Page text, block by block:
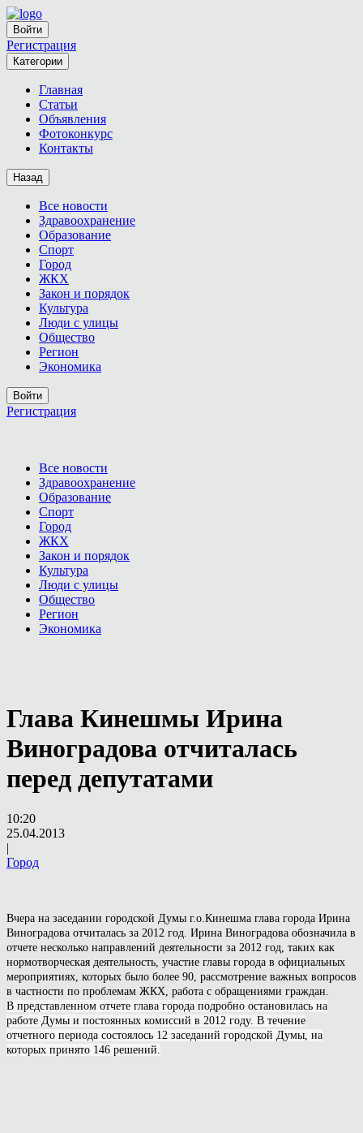
Войти
Регистрация
Категории
Главная
Статьи
Объявления
Фотоконкурс
Контакты
Назад
Все новости
Здравоохранение
Образование
Спорт
Город
ЖКХ
Закон и порядок
Культура
Люди с улицы
Общество
Регион
Экономика
Войти
Регистрация
Все новости
Здравоохранение
Образование
Спорт
Город
ЖКХ
Закон и порядок
Культура
Люди с улицы
Общество
Регион
Экономика
Глава Кинешмы Ирина
Виноградова отчиталась
перед депутатами
10:20
25.04.2013
|
Город
Вчера на заседании городской Думы г.о.Кинешма глава города Ирина
Виноградова отчиталась за 2012 год. Ирина Виноградова обозначила в
отчете несколько направлений деятельности за 2012 год, таких как
нормотворческая деятельность, участие главы города в официальных
мероприятиях, которых было более 90, рассмотрение важных вопросов
в частности по проблемам ЖКХ, работа с обращениями граждан.
В представленном отчете глава города подробно остановилась на
работе Думы и постоянных комиссий в 2012 году. В течение
отчетного периода состоялось 12 заседаний городской Думы, на
которых принято 146 решений.